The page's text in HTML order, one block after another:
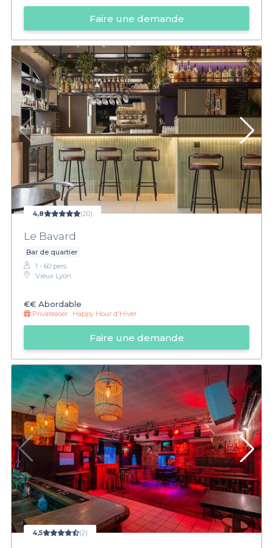
Faire une demande
4,8 (20)
Le Bavard
Bar de quartier
1 - 60 pers.
Vieux Lyon
€€ Abordable
Privateaser : Happy Hour d'Hiver
Faire une demande
4,5 (2)